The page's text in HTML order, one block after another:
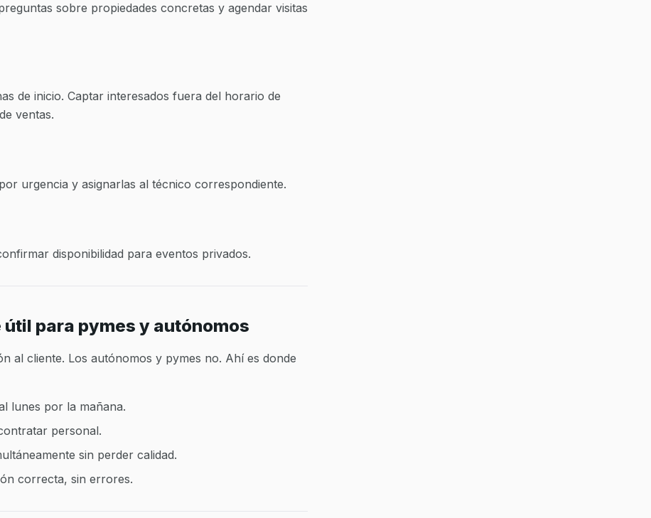
sobre propiedades concretas y agendar visitas
de inicio. Captar interesados fuera del horario de
ventas.
urgencia y asignarlas al técnico correspondiente.
disponibilidad para eventos privados.
para pymes y autónomos
al cliente. Los autónomos y pymes no. Ahí es donde
lunes por la mañana.
personal.
sin perder calidad.
correcta, sin errores.